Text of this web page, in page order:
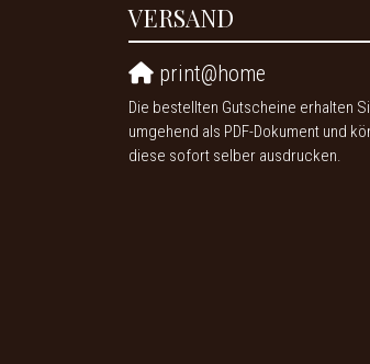
VERSAND
print@home
Die bestellten Gutscheine erhalten
umgehend als PDF-Dokument und
diese sofort selber ausdrucken.